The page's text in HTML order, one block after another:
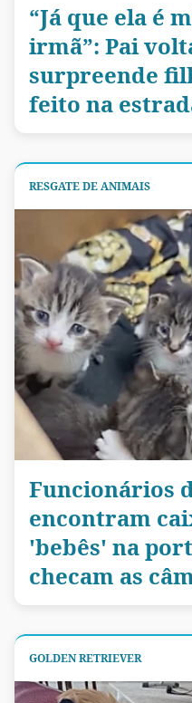
“Já que ela é
irmã”: Pai
surpreende
feito na
RESGATE DE ANIMAIS
Funcionários
encontram
'bebês' na
checam as
GOLDEN RETRIEVER